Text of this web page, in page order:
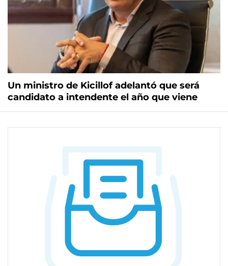
Un ministro de Kicillof adelantó que será
candidato a intendente el año que viene